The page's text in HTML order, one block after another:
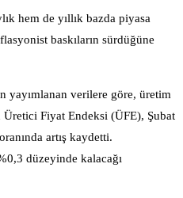
hem de yıllık bazda piyasa
baskıların sürdüğüne
yayımlanan verilere göre, üretim
Üretici Fiyat Endeksi (ÜFE), Şubat
artış kaydetti.
düzeyinde kalacağı